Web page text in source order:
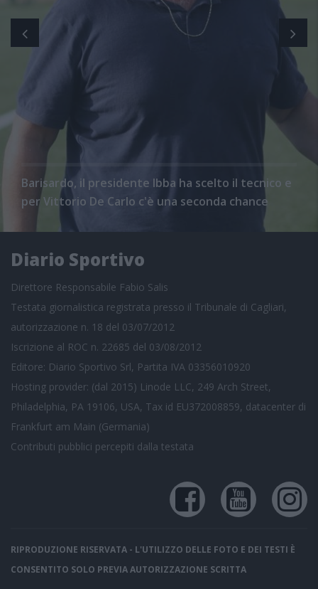
Barisardo, il presidente Ibba ha scelto il tecnico e
per Vittorio De Carlo c'è una seconda chance
Diario Sportivo
Direttore Responsabile Fabio Salis
Testata giornalistica registrata presso il Tribunale di Cagliari,
autorizzazione n. 18 del 03/07/2012
Iscrizione al ROC n. 22685 del 03/08/2012
Editore: Diario Sportivo Srl, Partita IVA 03356010920
Hosting provider: (dal 2015) Linode LLC, 249 Arch Street,
Philadelphia, PA 19106, USA, Tax id EU372008859, datacenter di
Frankfurt am Main (Germania)
Contributi pubblici percepiti dalla testata
RIPRODUZIONE RISERVATA - L'UTILIZZO DELLE FOTO E DEI TESTI È
CONSENTITO SOLO PREVIA AUTORIZZAZIONE SCRITTA